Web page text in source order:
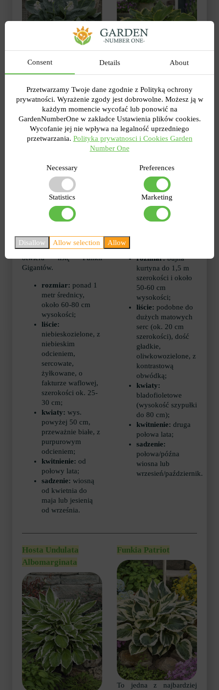
niebieska, która ma
również alternatywną
nazwę – Big Daddy, czyli
wielki ojciec. Zapewne
zadajesz sobie pytanie:
gdzie najlepiej posadzić
niebieską hostę, aby
potencjał? Lubi wygodę,
aby nie wiał wiatr, a
słońce nie paliło za
bardzo. W cieniu
wysokich krzewów to
właściwe miejsce! Ze
wymiary gospodarza
Wielki Ojciec zasłużenie
otwiera listę Funkii
Gigantów.
rozmiar: ponad 1
metr średnicy,
około 60-80 cm
wysokości;
liście:
niebieskozielone, z
niebieskim
odcieniem,
sercowate,
żyłkowane, o
fakturze waflowej,
szerokości ok. 25-
30 cm;
kwiaty: wys.
powyżej 50 cm,
przeważnie białe, z
purpurowym
odcieniem;
kwitnienie: od
połowy lata;
sadzenie: wiosną
od kwietnia do
maja lub jesienią
od września.
Jeśli chcesz stworzyć
wyrazisty akcent w
ogrodzie, to hosta
olbrzymia Fortunei
Aureomarginata to
doskonały wybór!
Charakteryzuje się dużą
porównaniu z innymi
odmianami oraz
minimalnymi
wymaganiami
pielęgnacyjnymi. Dobrze
rośnie na glebie
żyznej.
rozmiar:bujna
kurtyna do 1,5 m
szerokości i około
50-60 cm
wysokości;
liście: podobne do
dużych matowych
serc (ok. 20 cm
szerokości), dość
gładkie,
oliwkowozielone, z
kontrastową
obwódką;
kwiaty:
bladofioletowe
(wysokość szypułki
do 80 cm);
kwitnienie: druga
połowa lata;
sadzenie:
połowa/późna
wiosna lub
wrzesień/październik.
Hosta Undulata
Albomarginata
Funkia Patriot
To jedna z najbardziej
Consent Details About
Przetwarzamy Twoje dane zgodnie z Polityką ochrony
prywatności. Wyrażenie zgody jest dobrowolne. Możesz ją w
każdym momencie wycofać lub ponowić na
GardenNumberOne w zakładce Ustawienia plików cookies.
Wycofanie jej nie wpływa na legalność uprzedniego
przetwarzania. Polityka prywatnosci i Cookies Garden
Number One
Necessary Preferences
Statistics Marketing
Disallow Allow selection Allow